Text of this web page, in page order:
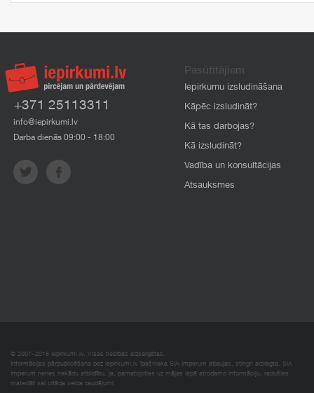
+371 25113311
info@iepirkumi.lv
Darba dienās 09:00 - 18:00
Pasūtītājiem
Iepirkumu izsludināšana
Kāpēc izsludināt?
Kā tas darbojas?
Kā izsludināt?
Vadība un konsultācijas
Atsauksmes
© 2007–2018 Iepirkumi.lv. Visas tiesības aizsargātas.
Informācijas pārpublicēšana bez iepirkumi.lv īpašnieka SIA Imperum atļaujas, stingri aizliegta. SIA
Imperum nenes nekādu atbildību, ja, pamatojoties uz mājas lapā atrodamo informāciju, radušies
materiāli vai citāda veida zaudējumi.